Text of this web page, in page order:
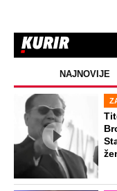
NAJNOVIJE